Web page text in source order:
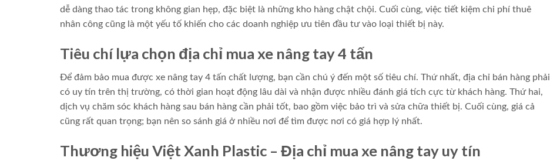
dễ dàng thao tác trong không gian hẹp, đặc biệt là những kho hàng chật chội. Cuối cùng, việc tiết kiệm chi phí thuê
nhân công cũng là một yếu tố khiến cho các doanh nghiệp ưu tiên đầu tư vào loại thiết bị này.
Tiêu chí lựa chọn địa chỉ mua xe nâng tay 4 tấn
Để đảm bảo mua được xe nâng tay 4 tấn chất lượng, bạn cần chú ý đến một số tiêu chí. Thứ nhất, địa chỉ bán hàng phải
có uy tín trên thị trường, có thời gian hoạt động lâu dài và nhận được nhiều đánh giá tích cực từ khách hàng. Thứ hai,
dịch vụ chăm sóc khách hàng sau bán hàng cần phải tốt, bao gồm việc bảo trì và sửa chữa thiết bị. Cuối cùng, giá cả
cũng rất quan trọng; bạn nên so sánh giá ở nhiều nơi để tìm được nơi có giá hợp lý nhất.
Thương hiệu Việt Xanh Plastic – Địa chỉ mua xe nâng tay uy tín